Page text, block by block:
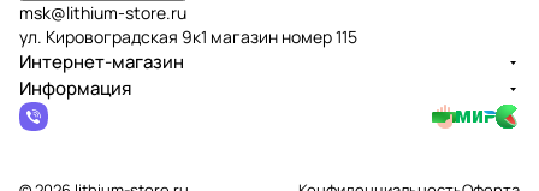
msk@lithium-store.ru
ул. Кировоградская 9к1 магазин номер 115
Интернет-магазин
Информация